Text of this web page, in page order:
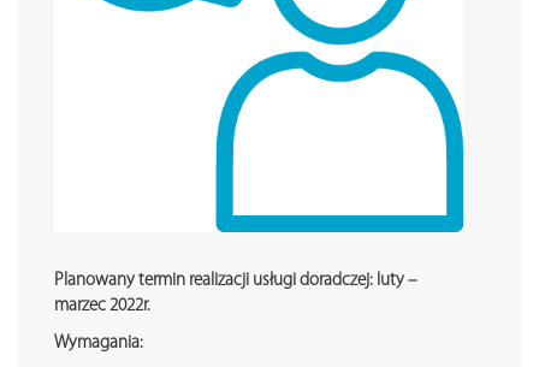
Planowany termin realizacji usługi doradczej: luty –
marzec 2022r.
Wymagania: